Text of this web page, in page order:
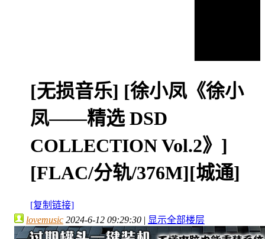
[无损音乐] [徐小凤《徐小
凤——精选 DSD
COLLECTION Vol.2》]
[FLAC/分轨/376M][城通]
[复制链接]
lovemusic 2024-6-12 09:29:30 | 显示全部楼层